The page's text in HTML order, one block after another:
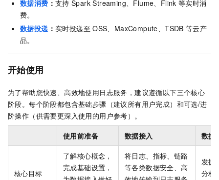
数据消费 ：支持 Spark Streaming、Flume、Flink 等实时消
费。
数据投递 ： 实时投递至 OSS、MaxCompute、TSDB 等云产
品。
开始使用
为了帮助您快速、高效地使用日志服务，建议遵循以下三个核心
阶段。每个阶段都包含基础步骤（建议所有用户完成）和可选/进
阶操作（供需要更深入使用的用户参考）。
使用前准备 数据接入 数据
核心目标
了解核心概念，
完成基础设置，
将日志、指标、链路
等各类数据安全、高
发掘
分析